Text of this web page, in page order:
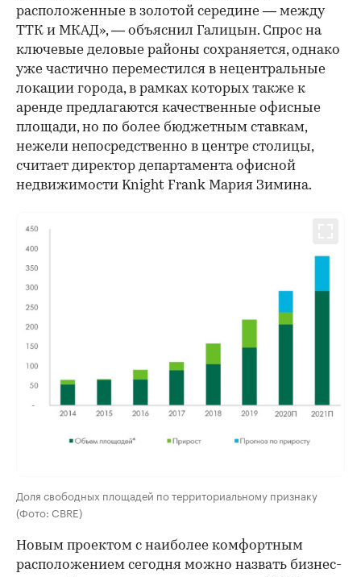
расположенные в золотой середине — между
ТТК и МКАД», — объяснил Галицын. Спрос на
ключевые деловые районы сохраняется, однако
уже частично переместился в нецентральные
локации города, в рамках которых также к
аренде предлагаются качественные офисные
площади, но по более бюджетным ставкам,
нежели непосредственно в центре столицы,
считает директор департамента офисной
недвижимости Knight Frank Мария Зимина.
Доля свободных площадей по территориальному признаку
(Фото: CBRE)
Новым проектом с наиболее комфортным
расположением сегодня можно назвать бизнес-